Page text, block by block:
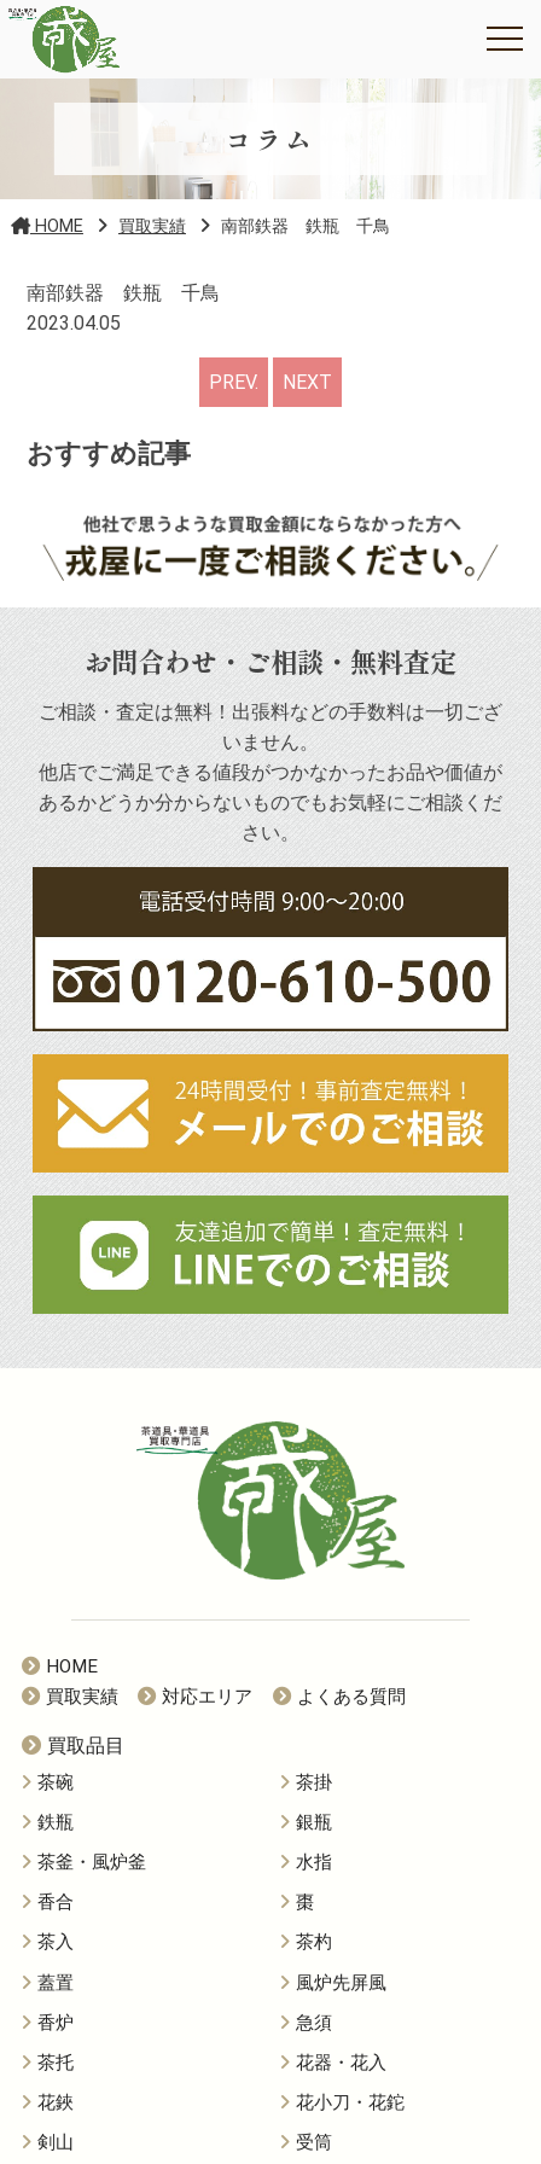
コラム
HOME 買取実績 南部鉄器 鉄瓶 千鳥
南部鉄器 鉄瓶 千鳥
2023.04.05
PREV. NEXT
おすすめ記事
お問合わせ・ご相談・無料査定
ご相談・査定は無料！出張料などの手数料は一切ござ
いません。
他店でご満足できる値段がつかなかったお品や価値が
あるかどうか分からないものでもお気軽にご相談くだ
さい。
HOME
買取実績
対応エリア よくある質問
買取品目
茶碗
茶掛
鉄瓶
銀瓶
茶釜・風炉釜
水指
香合
棗
茶入
茶杓
蓋置
風炉先屏風
香炉
急須
茶托
花器・花入
花鋏
花小刀・花鉈
剣山
受筒